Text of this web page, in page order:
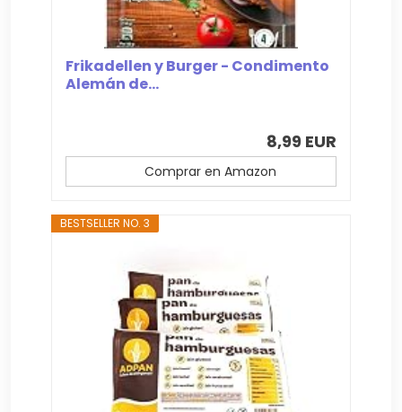
Frikadellen y Burger - Condimento
Alemán de...
8,99 EUR
Comprar en Amazon
BESTSELLER NO. 3